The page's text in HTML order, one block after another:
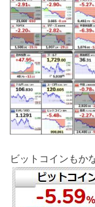
ビットコインもか